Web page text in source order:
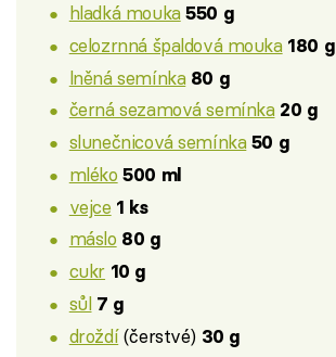
hladká mouka 550 g
celozrnná špaldová mouka 180 g
lněná semínka 80 g
černá sezamová semínka 20 g
slunečnicová semínka 50 g
mléko 500 ml
vejce 1 ks
máslo 80 g
cukr 10 g
sůl 7 g
droždí(čerstvé) 30 g